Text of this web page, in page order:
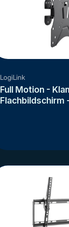
LogiLink
Full Motion -
Flachbildschirm